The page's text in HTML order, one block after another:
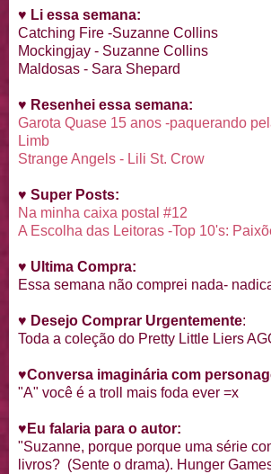
♥ Li essa semana:
Catching Fire -Suzanne Collins
Mockingjay - Suzanne Collins
Maldosas - Sara Shepard
♥ Resenhei essa semana:
Garota Quase 15 anos -paquerando
Limb
Strange Angels - Lili St. Crow
♥ Super Posts:
Na minha caixa postal #12
A Escolha das Leitoras -Top 10's:
♥ Ultima Compra:
Essa semana não comprei nada-
♥ Desejo Comprar Urgentemente:
Toda a coleção do Pretty Little Liers
♥Conversa imaginária com
"A" você é a troll mais foda ever =x
♥ Eu falaria para o autor:
"Suzanne, porque porque uma série
livros? (Sente o drama). Hunger